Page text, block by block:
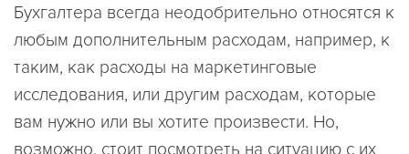
Бухгалтера всегда неодобрительно относятся к
любым дополнительным расходам, например, к
таким, как расходы на маркетинговые
исследования, или другим расходам, которые
вам нужно или вы хотите произвести. Но,
возможно, стоит посмотреть на ситуацию с их